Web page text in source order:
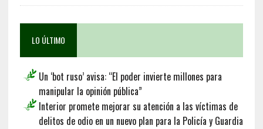
LO ÚLTIMO
Un ‘bot ruso’ avisa: “El poder invierte millones para
manipular la opinión pública”
Interior promete mejorar su atención a las víctimas de
delitos de odio en un nuevo plan para la Policía y Guardia